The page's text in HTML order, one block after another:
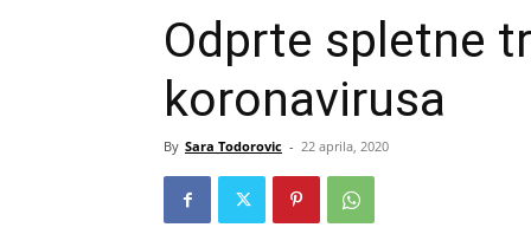
Odprte spletne
koronavirusa
By Sara Todorovic - 22 aprila, 2020